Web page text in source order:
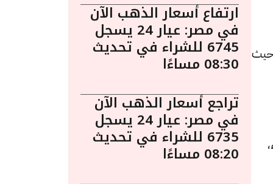
13 مايو الساعة 8:55 مساءً. حيث
ارتفاع أسعار الذهب الآن
في مصر: عيار 24 يسجل
6745 للشراء في تحديث
08:30 مساءًا
تراجع أسعار الذهب الآن
في مصر: عيار 24 يسجل
6735 للشراء في تحديث
08:20 مساءًا